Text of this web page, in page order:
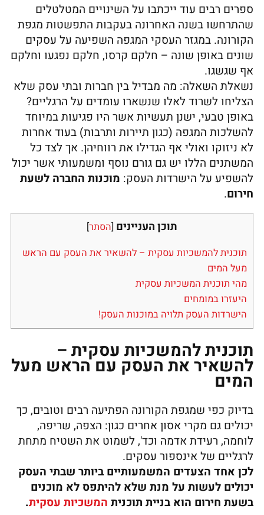
ספרים רבים עוד ייכתבו על השינויים המטלטלים
שהתרחשו בשנה האחרונה בעקבות התפשטות מגפת
הקורונה. במגזר העסקי המגפה השפיעה על עסקים
שונים באופן שונה – חלקם קרסו, חלקם נפגעו וחלקם
אף שגשגו.
נשאלת השאלה: מה מבדיל בין חברות ובתי עסק שלא
הצליחו לשרוד לאלו שנשארו עומדים על הרגליים?
באופן טבעי, ישנן תעשיות אשר היו פגיעות במיוחד
להשלכות המגפה (כגון תיירות ותרבות) בעוד אחרות
לא ניזוקו ואולי אף הגדילו את רווחיהן. אך לצד כל
המשתנים הללו יש גם גורם נוסף ומשמעותי אשר יכול
להשפיע על הישרדות העסק: מוכנות החברה לשעת
חירום.
תוכן העניינים [הסתר]
תוכנית להמשכיות עסקית – להשאיר את העסק עם הראש
מעל המים
מהי תוכנית המשכיות עסקית
היעזרו במומחים
הישרדות העסק תלויה במוכנות העסק!
תוכנית להמשכיות עסקית –
להשאיר את העסק עם הראש מעל
המים
בדיוק כפי שמגפת הקורונה הפתיעה רבים וטובים, כך
יכולים גם מקרי אסון אחרים כגון: הצפה, שריפה,
לוחמה, רעידת אדמה וכד', לשמוט את השטיח מתחת
לרגליים של אינספור עסקים.
לכן אחד הצעדים המשמעותיים ביותר שבתי העסק
יכולים לעשות על מנת שלא להיתפס לא מוכנים
בשעת חירום הוא בניית תוכנית המשכיות עסקית.